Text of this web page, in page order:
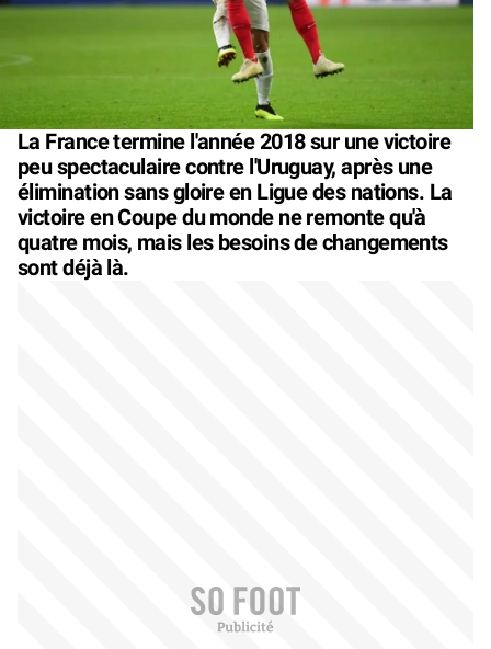
La France termine l'année 2018 sur une victoire
peu spectaculaire contre l'Uruguay, après une
élimination sans gloire en Ligue des nations. La
victoire en Coupe du monde ne remonte qu'à
quatre mois, mais les besoins de changements
sont déjà là.